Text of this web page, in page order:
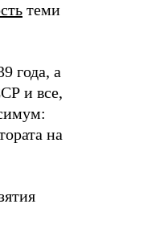
теми
года, а
и все,
на